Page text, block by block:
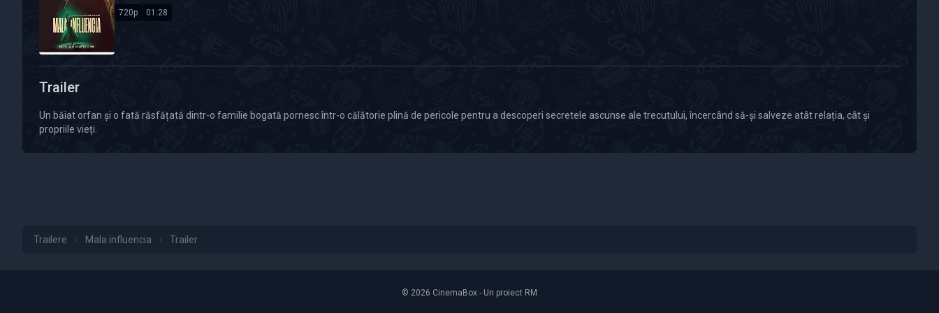
720p
Calitate Video: 720p
01:28
Durată: 01:28
Trailer
Un băiat orfan și o fată răsfățată dintr-o familie bogată pornesc într-o călătorie plină de pericole pentru a descoperi secretele ascunse ale trecutului, încercând să-și salveze atât relația, cât și
propriile vieți.
Trailere Mala influencia Trailer
© 2026 CinemaBox - Un proiect RM